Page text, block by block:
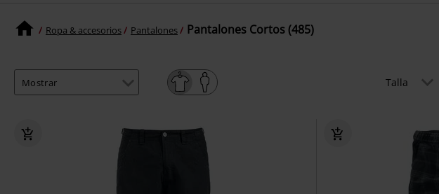
Ropa & accesorios Pantalones Pantalones Cortos (485)
Talla